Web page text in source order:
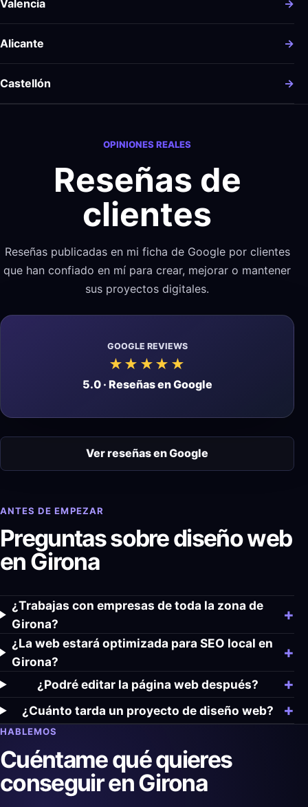
Valencia →
Alicante →
Castellón →
OPINIONES REALES
Reseñas de
clientes
Reseñas publicadas en mi ficha de Google por clientes
que han confiado en mí para crear, mejorar o mantener
sus proyectos digitales.
GOOGLE REVIEWS
★★★★★
5.0 · Reseñas en Google
Ver reseñas en Google
ANTES DE EMPEZAR
Preguntas sobre diseño web
en Girona
¿Trabajas con empresas de toda la zona de
Girona?
¿La web estará optimizada para SEO local en
Girona?
¿Podré editar la página web después?
¿Cuánto tarda un proyecto de diseño web?
HABLEMOS
Cuéntame qué quieres
conseguir en Girona